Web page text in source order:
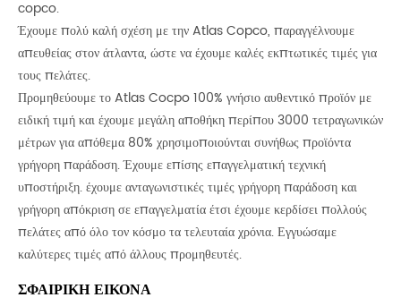
copco.
Έχουμε πολύ καλή σχέση με την Atlas Copco, παραγγέλνουμε
απευθείας στον άτλαντα, ώστε να έχουμε καλές εκπτωτικές τιμές για
τους πελάτες.
Προμηθεύουμε το Atlas Cocpo 100% γνήσιο αυθεντικό προϊόν με
ειδική τιμή και έχουμε μεγάλη αποθήκη περίπου 3000 τετραγωνικών
μέτρων για απόθεμα 80% χρησιμοποιούνται συνήθως προϊόντα
γρήγορη παράδοση. Έχουμε επίσης επαγγελματική τεχνική
υποστήριξη. έχουμε ανταγωνιστικές τιμές γρήγορη παράδοση και
γρήγορη απόκριση σε επαγγελματία έτσι έχουμε κερδίσει πολλούς
πελάτες από όλο τον κόσμο τα τελευταία χρόνια. Εγγυώσαμε
καλύτερες τιμές από άλλους προμηθευτές.
ΣΦΑΙΡΙΚΗ ΕΙΚΟΝΑ